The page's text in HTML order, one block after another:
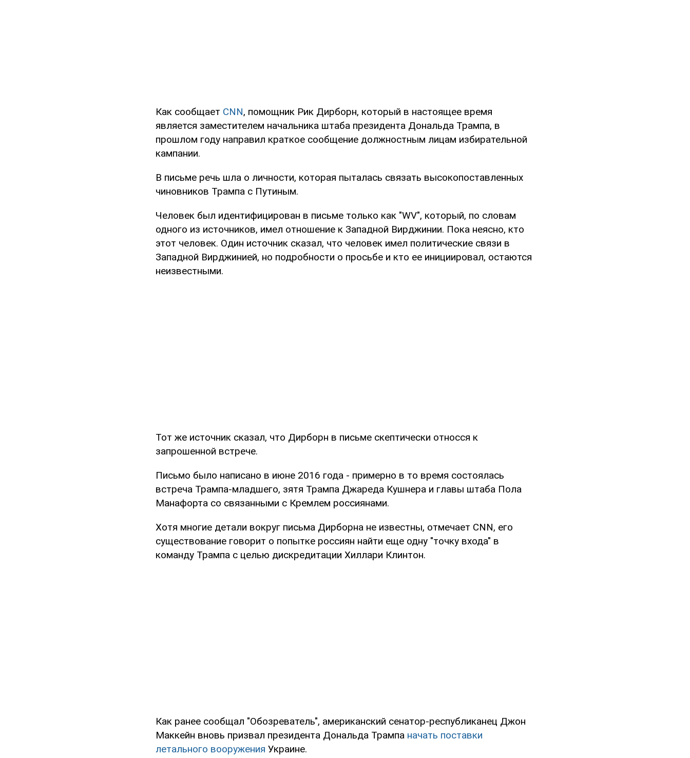
Как сообщает CNN, помощник Рик Дирборн, который в настоящее время
является заместителем начальника штаба президента Дональда Трампа, в
прошлом году направил краткое сообщение должностным лицам избирательной
кампании.
В письме речь шла о личности, которая пыталась связать высокопоставленных
чиновников Трампа с Путиным.
Человек был идентифицирован в письме только как "WV", который, по словам
одного из источников, имел отношение к Западной Вирджинии. Пока неясно, кто
этот человек. Один источник сказал, что человек имел политические связи в
Западной Вирджинией, но подробности о просьбе и кто ее инициировал, остаются
неизвестными.
Тот же источник сказал, что Дирборн в письме скептически относся к
запрошенной встрече.
Письмо было написано в июне 2016 года - примерно в то время состоялась
встреча Трампа-младшего, зятя Трампа Джареда Кушнера и главы штаба Пола
Манафорта со связанными с Кремлем россиянами.
Хотя многие детали вокруг письма Дирборна не известны, отмечает CNN, его
существование говорит о попытке россиян найти еще одну "точку входа" в
команду Трампа с целью дискредитации Хиллари Клинтон.
Как ранее сообщал "Обозреватель", американский сенатор-республиканец Джон
Маккейн вновь призвал президента Дональда Трампа начать поставки
летального вооружения Украине.